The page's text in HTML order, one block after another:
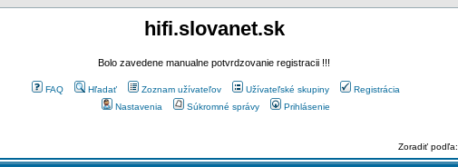
hifi.slovanet.sk
Bolo zavedene manualne potvrdzovanie registracii !!!
FAQ Hľadať Zoznam užívateľov Užívateľské skupiny
Registrácia
Nastavenia
Súkromné správy Prihlásenie
Zoradiť podľa: